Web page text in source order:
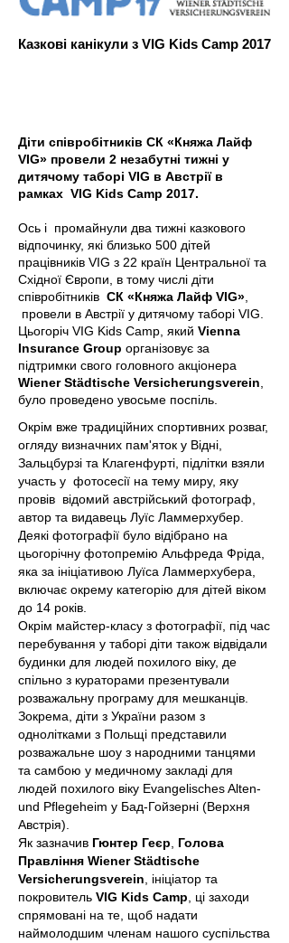
Казкові канікули з VIG Kids Camp 2017
Діти співробітників СК «Княжа Лайф
VIG» провели 2 незабутні тижні у
дитячому таборі VIG в Австрії в
рамках VIG Kids Camp 2017.
Ось і промайнули два тижні казкового
відпочинку, які близько 500 дітей
працівників VIG з 22 країн Центральної та
Східної Європи, в тому числі діти
співробітників СК «Княжа Лайф VIG»
провели в Австрії у дитячому таборі VIG.
Цьогоріч VIG Kids Camp, який Vienna
Insurance Group організовує за
підтримки свого головного акціонера
Wiener Städtische Versicherungsverein
було проведено увосьме поспіль.
Окрім вже традиційних спортивних розваг,
огляду визначних пам'яток у Відні,
Зальцбурзі та Клагенфурті, підлітки взяли
участь у фотосесії на тему миру, яку
провів відомий австрійський фотограф,
автор та видавець Луїс Ламмерхубер.
Деякі фотографії було відібрано на
цьогорічну фотопремію Альфреда Фріда,
яка за ініціативою Луїса Ламмерхубера,
включає окрему категорію для дітей віком
до 14 років.
Окрім майстер-класу з фотографії, під час
перебування у таборі діти також відвідали
будинки для людей похилого віку, де
спільно з кураторами презентували
розважальну програму для мешканців.
Зокрема, діти з України разом з
однолітками з Польщі представили
розважальне шоу з народними танцями
та самбою у медичному закладі для
людей похилого віку Evangelisches Alten-
und Pflegeheim у Бад-Гойзерні (Верхня
Австрія).
Як зазначив Гюнтер Геєр
Голова
Правління Wiener Städtische
Versicherungsverein , ініціатор та
покровитель VIG Kids Camp , ці заходи
спрямовані на те, щоб надати
наймолодшим членам нашого суспільства